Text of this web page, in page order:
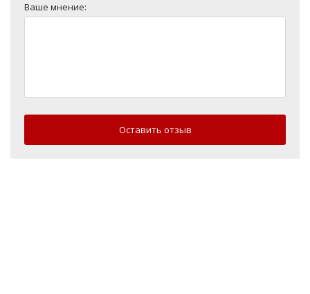
Ваше мнение:
Оставить отзыв